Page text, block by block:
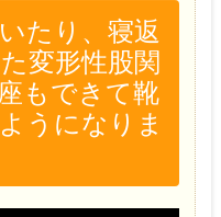
たり、寝返
変形性股関
もできて靴
うになりま